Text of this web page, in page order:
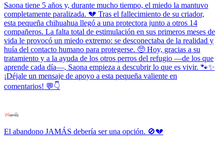
Saona tiene 5 años y, durante mucho tiempo, el miedo la mantuvo
completamente paralizada. 💔 Tras el fallecimiento de su criador,
esta pequeña chihuahua llegó a una protectora junto a otros 14
compañeros. La falta total de estimulación en sus primeros meses de
vida le provocó un miedo extremo: se desconectaba de la realidad y
huía del contacto humano para protegerse. 🥺 Hoy, gracias a su
tratamiento y a la ayuda de los otros perros del refugio —de los que
aprende cada día—, Saona empieza a descubrir lo que es vivir. 🐾✨
¡Déjale un mensaje de apoyo a esta pequeña valiente en
comentarios! 💬👇
El abandono JAMÁS debería ser una opción. 🚫💔